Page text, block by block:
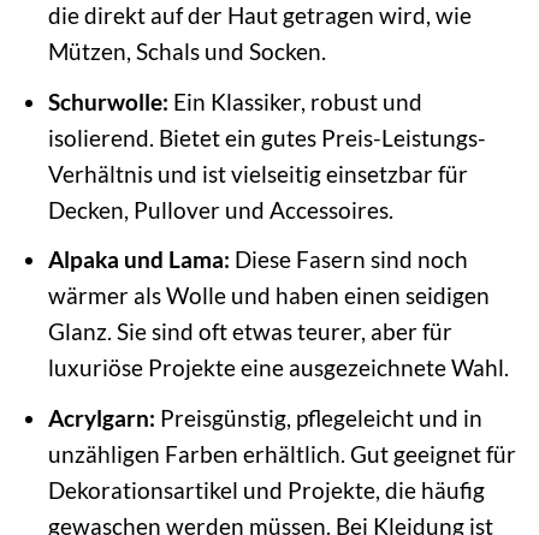
die direkt auf der Haut getragen wird, wie
Mützen, Schals und Socken.
Schurwolle: Ein Klassiker, robust und
isolierend. Bietet ein gutes Preis-Leistungs-
Verhältnis und ist vielseitig einsetzbar für
Decken, Pullover und Accessoires.
Alpaka und Lama: Diese Fasern sind noch
wärmer als Wolle und haben einen seidigen
Glanz. Sie sind oft etwas teurer, aber für
luxuriöse Projekte eine ausgezeichnete Wahl.
Acrylgarn: Preisgünstig, pflegeleicht und in
unzähligen Farben erhältlich. Gut geeignet für
Dekorationsartikel und Projekte, die häufig
gewaschen werden müssen. Bei Kleidung ist